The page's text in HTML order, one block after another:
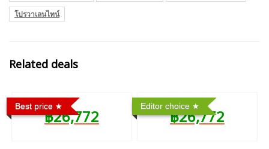
โปรวาเลนไทน์
Related deals
Best price
฿26,772
Editor choice
฿26,772